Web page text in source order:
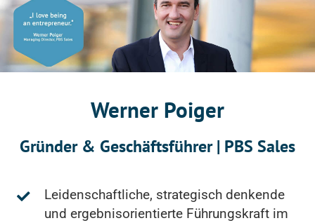
VERTRIEBSLÖSUNGEN
REFERENZEN
KONTAKT
Werner Poiger
Gründer & Geschäftsführer | PBS Sales
Leidenschaftliche, strategisch denkende
und ergebnisorientierte Führungskraft im